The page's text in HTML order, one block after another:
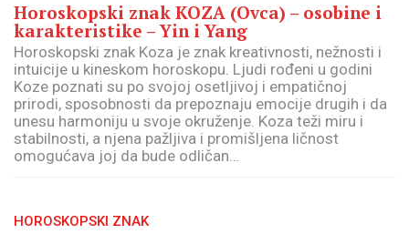
Horoskopski znak KOZA (Ovca) – osobine i
karakteristike – Yin i Yang
Horoskopski znak Koza je znak kreativnosti, nežnosti i
intuicije u kineskom horoskopu. Ljudi rođeni u godini
Koze poznati su po svojoj osetljivoj i empatičnoj
prirodi, sposobnosti da prepoznaju emocije drugih i da
unesu harmoniju u svoje okruženje. Koza teži miru i
stabilnosti, a njena pažljiva i promišljena ličnost
omogućava joj da bude odličan…
HOROSKOPSKI ZNAK